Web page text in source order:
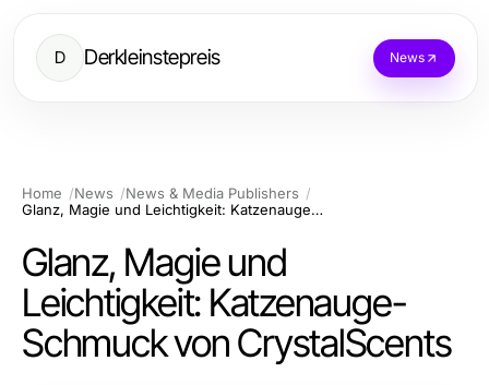
D Derkleinstepreis News
Home News
News & Media Publishers
Glanz, Magie und Leichtigkeit: Katzenauge-Schmuck von CrystalScents
Glanz, Magie und
Leichtigkeit: Katzenauge-
Schmuck von CrystalScents